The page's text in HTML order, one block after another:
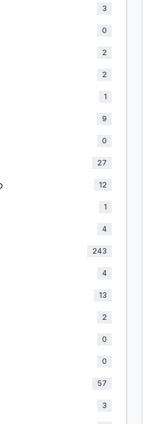
3
0
2
2
1
9
0
27
12
1
4
243
4
13
2
0
0
57
3